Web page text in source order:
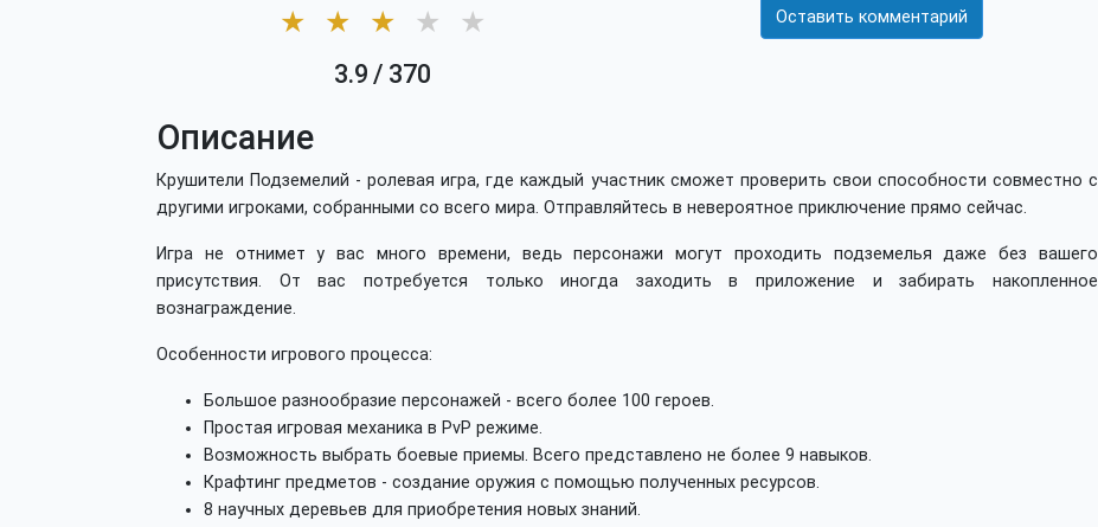
★ ★ ★ ★ ★
3.9 / 370
Оставить комментарий
Описание
Крушители Подземелий - ролевая игра, где каждый участник сможет проверить свои способности совместно с
другими игроками, собранными со всего мира. Отправляйтесь в невероятное приключение прямо сейчас.
Игра не отнимет у вас много времени, ведь персонажи могут проходить подземелья даже без вашего
присутствия. От вас потребуется только иногда заходить в приложение и забирать накопленное
вознаграждение.
Особенности игрового процесса:
Большое разнообразие персонажей - всего более 100 героев.
Простая игровая механика в PvP режиме.
Возможность выбрать боевые приемы. Всего представлено не более 9 навыков.
Крафтинг предметов - создание оружия с помощью полученных ресурсов.
8 научных деревьев для приобретения новых знаний.